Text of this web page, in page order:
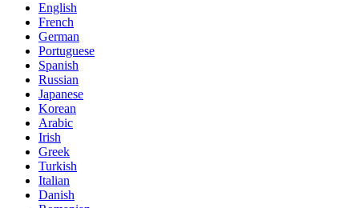
English
French
German
Portuguese
Spanish
Russian
Japanese
Korean
Arabic
Irish
Greek
Turkish
Italian
Danish